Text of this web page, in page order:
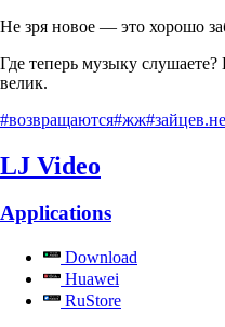
Не зря новое — это хорошо
Где теперь музыку
велик.
#возвращаются#жж
LJ Video
Applications
Download
Huawei
RuStore